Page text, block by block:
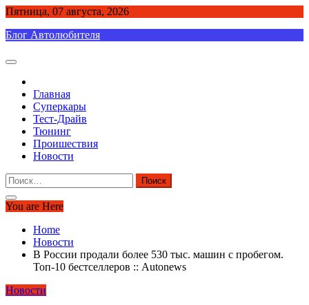
Skip
content
Пятница, 07 августа, 2026
Блог Автолюбителя
Главная
Суперкары
Тест-Драйв
Тюнинг
Проишествия
Новости
Найти:
You are Here
Home
Новости
В России продали более 530 тыс. машин с пробегом.
Топ-10 бестселлеров :: Autonews
Новости